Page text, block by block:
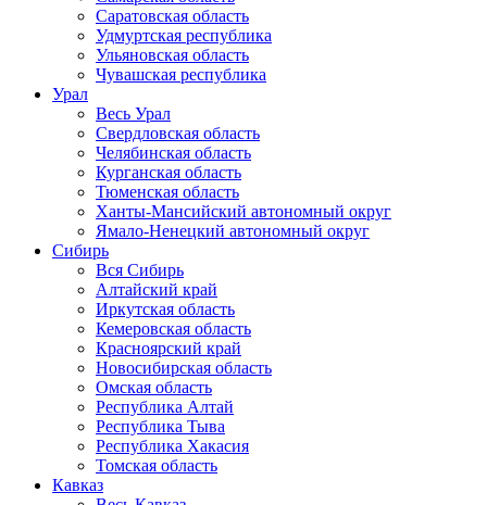
Саратовская область
Удмуртская республика
Ульяновская область
Чувашская республика
Урал
Весь Урал
Свердловская область
Челябинская область
Курганская область
Тюменская область
Ханты-Мансийский автономный округ
Ямало-Ненецкий автономный округ
Сибирь
Вся Сибирь
Алтайский край
Иркутская область
Кемеровская область
Красноярский край
Новосибирская область
Омская область
Республика Алтай
Республика Тыва
Республика Хакасия
Томская область
Кавказ